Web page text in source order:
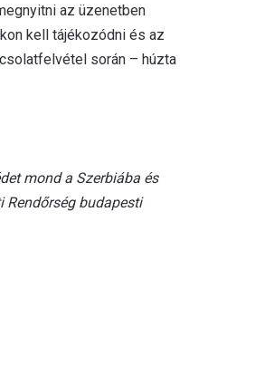
az üzenetben
kell tájékozódni és az
során – húzta
mond a Szerbiába és
budapesti